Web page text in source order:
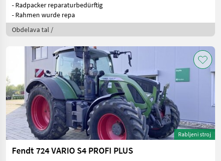
- Radpacker reparaturbedürftig
- Rahmen wurde repa
Obdelava tal /
Rabljeni stroj
Fendt 724 VARIO S4 PROFI PLUS